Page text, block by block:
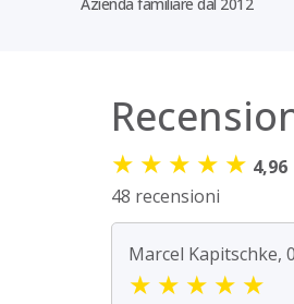
★ ★ ★ ★ ★ 4,96
48 recensioni
Marcel Kapitschke,
★ ★ ★ ★ ★